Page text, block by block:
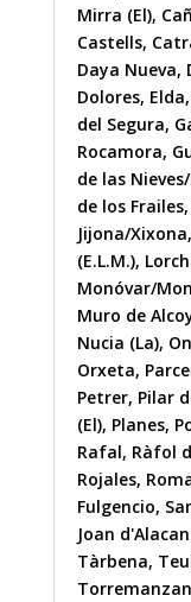
Mirra (El),
Castells,
Daya Nueva,
Dolores, Elda,
del Segura,
Rocamora,
de las
de los Frailes,
Jijona/Xixona,
(E.L.M.),
Monóvar/
Muro de
Nucia (La),
Orxeta,
Petrer, Pilar
(El), Planes,
Rafal, Ràfol
Rojales,
Fulgencio,
Joan
Tàrbena,